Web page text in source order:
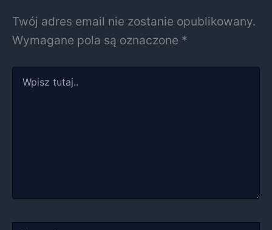
Twój adres email nie zostanie opublikowany.
Wymagane pola są oznaczone *
tutaj..